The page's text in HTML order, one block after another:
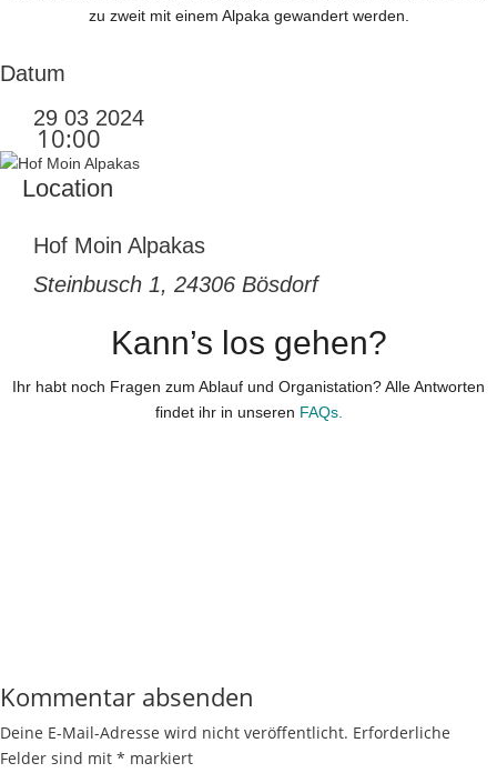
zu zweit mit einem Alpaka gewandert werden.
Datum
29 03 2024
10:00
Location
Hof Moin Alpakas
Steinbusch 1, 24306 Bösdorf
Kann’s los gehen?
Ihr habt noch Fragen zum Ablauf und Organistation? Alle Antworten
findet ihr in unseren FAQs.
Kommentar absenden
Deine E-Mail-Adresse wird nicht veröffentlicht. Erforderliche
Felder sind mit * markiert